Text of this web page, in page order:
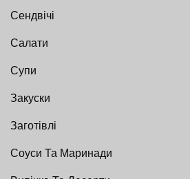
Сендвічі
Салати
Супи
Закуски
Заготівлі
Соуси Та Маринади